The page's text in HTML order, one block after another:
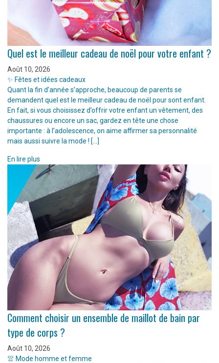
Quel est le meilleur cadeau de noël pour votre enfant ?
Août 10, 2026
✨ Fêtes et idées cadeaux
Quant la fin d’année s’approche, beaucoup de parents se
demandent quel est le meilleur cadeau de noël pour sont enfant.
En fait, si vous choisissez d’offrir votre enfant un vêtement, des
chaussures ou encore un sac, gardez en tête une chose
importante : à l’adolescence, on aime affirmer sa personnalité
mais aussi suivre la mode ! […]
En lire plus
Comment choisir un ensemble de maillot de bain par
type de corps ?
Août 10, 2026
👚 Mode homme et femme